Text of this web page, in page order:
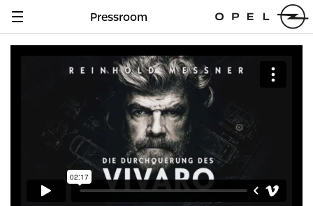
Navigation
Pressroom